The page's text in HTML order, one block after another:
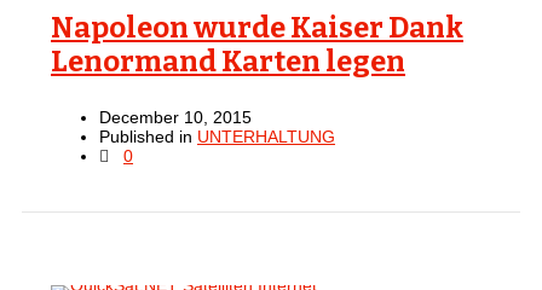
Napoleon wurde Kaiser Dank
Lenormand Karten legen
December 10, 2015
Published in UNTERHALTUNG
0